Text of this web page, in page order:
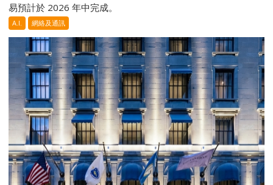
易預計於 2026 年中完成。
A.I. 網絡及通訊